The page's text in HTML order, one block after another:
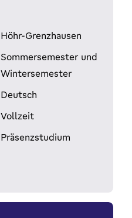
Höhr-Grenzhausen
Sommersemester und
Wintersemester
Deutsch
Vollzeit
Präsenzstudium